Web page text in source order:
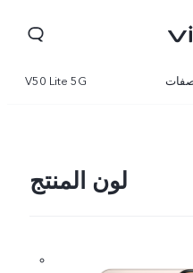
V50 Lite 5G
لون المنتج